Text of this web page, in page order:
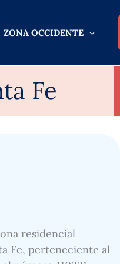
ZONA OCCIDENTE
Fe
residencial
Fe, perteneciente al